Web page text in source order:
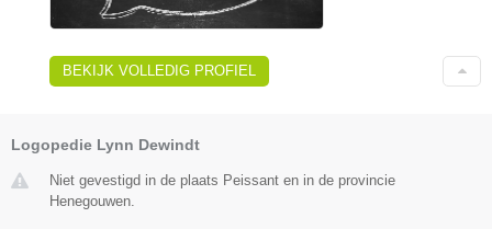
BEKIJK VOLLEDIG PROFIEL
Logopedie Lynn Dewindt
Niet gevestigd in de plaats Peissant en in de provincie
Henegouwen.